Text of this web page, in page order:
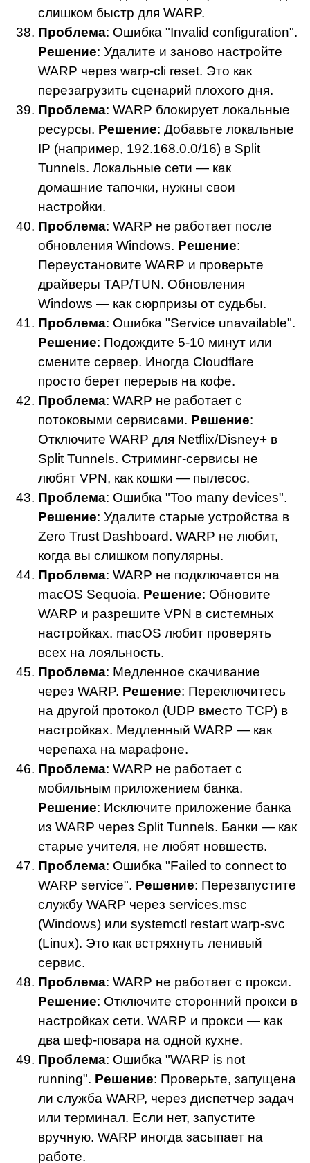
слишком быстр для WARP.
Проблема: Ошибка "Invalid configuration".
Решение: Удалите и заново настройте
WARP через warp-cli reset. Это как
перезагрузить сценарий плохого дня.
Проблема: WARP блокирует локальные
ресурсы. Решение: Добавьте локальные
IP (например, 192.168.0.0/16) в Split
Tunnels. Локальные сети — как
домашние тапочки, нужны свои
настройки.
Проблема: WARP не работает после
обновления Windows. Решение:
Переустановите WARP и проверьте
драйверы TAP/TUN. Обновления
Windows — как сюрпризы от судьбы.
Проблема: Ошибка "Service unavailable".
Решение: Подождите 5-10 минут или
смените сервер. Иногда Cloudflare
просто берет перерыв на кофе.
Проблема: WARP не работает с
потоковыми сервисами. Решение:
Отключите WARP для Netflix/Disney+ в
Split Tunnels. Стриминг-сервисы не
любят VPN, как кошки — пылесос.
Проблема: Ошибка "Too many devices".
Решение: Удалите старые устройства в
Zero Trust Dashboard. WARP не любит,
когда вы слишком популярны.
Проблема: WARP не подключается на
macOS Sequoia. Решение: Обновите
WARP и разрешите VPN в системных
настройках. macOS любит проверять
всех на лояльность.
Проблема: Медленное скачивание
через WARP. Решение: Переключитесь
на другой протокол (UDP вместо TCP) в
настройках. Медленный WARP — как
черепаха на марафоне.
Проблема: WARP не работает с
мобильным приложением банка.
Решение: Исключите приложение банка
из WARP через Split Tunnels. Банки — как
старые учителя, не любят новшеств.
Проблема: Ошибка "Failed to connect to
WARP service". Решение: Перезапустите
службу WARP через services.msc
(Windows) или systemctl restart warp-svc
(Linux). Это как встряхнуть ленивый
сервис.
Проблема: WARP не работает с прокси.
Решение: Отключите сторонний прокси в
настройках сети. WARP и прокси — как
два шеф-повара на одной кухне.
Проблема: Ошибка "WARP is not
running". Решение: Проверьте, запущена
ли служба WARP, через диспетчер задач
или терминал. Если нет, запустите
вручную. WARP иногда засыпает на
работе.